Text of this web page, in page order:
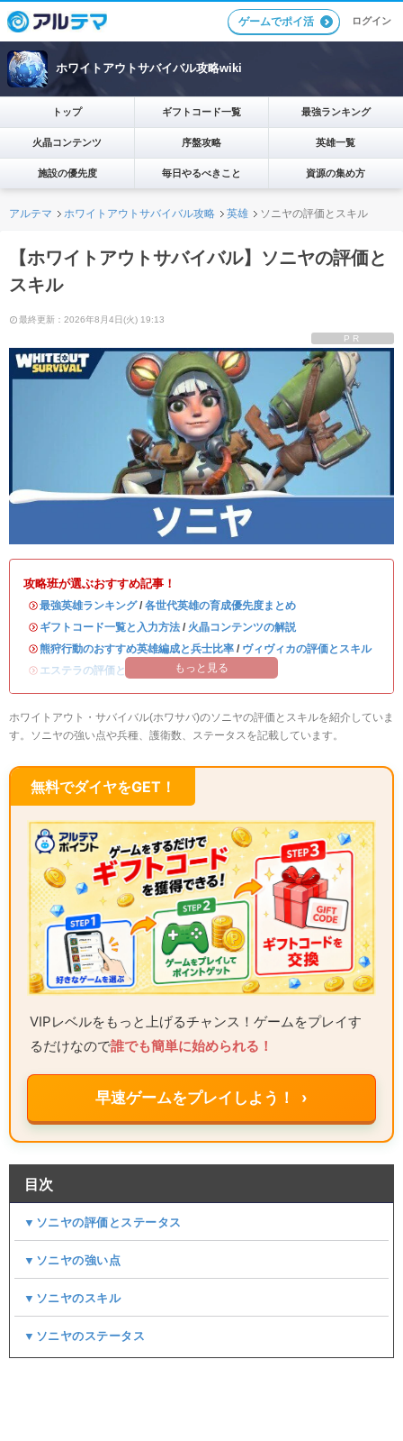
ゲームでポイ活 ログイン
ホワイトアウトサバイバル攻略wiki
トップ ギフトコード一覧 最強ランキング
火晶コンテンツ 序盤攻略 英雄一覧
施設の優先度 毎日やるべきこと 資源の集め方
アルテマ ホワイトアウトサバイバル攻略 英雄 ソニヤの評価とスキル
【ホワイトアウトサバイバル】ソニヤの評価と
スキル
最終更新：2026年8月4日(火) 19:13
PR
攻略班が選ぶおすすめ記事！
・最強英雄ランキング/ 各世代英雄の育成優先度まとめ
・ ギフトコード一覧と入力方法 / 火晶コンテンツの解説
・熊狩行動のおすすめ英雄編成と兵士比率 / ヴィヴィカの評価とスキル
・ エステラの評価とスキル ハンクの評価とスキル
もっと見る
ホワイトアウト・サバイバル(ホワサバ)のソニヤの評価とスキルを紹介していま
す。ソニヤの強い点や兵種、護衛数、ステータスを記載しています。
無料でダイヤをGET！
VIPレベルをもっと上げるチャンス！ゲームをプレイす
るだけなので誰でも簡単に始められる！
早速ゲームをプレイしよう！ ›
目次
▼ソニヤの評価とステータス
▼ソニヤの強い点
▼ソニヤのスキル
▼ソニヤのステータス